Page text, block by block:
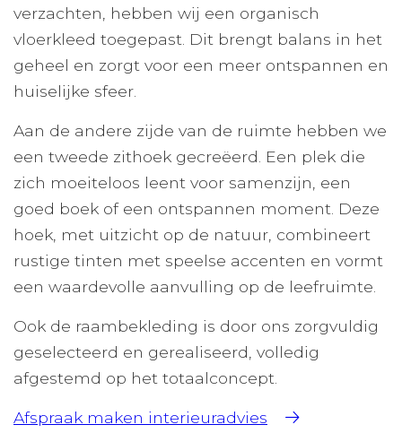
verzachten, hebben wij een organisch
vloerkleed toegepast. Dit brengt balans in het
geheel en zorgt voor een meer ontspannen en
huiselijke sfeer.
Aan de andere zijde van de ruimte hebben we
een tweede zithoek gecreëerd. Een plek die
zich moeiteloos leent voor samenzijn, een
goed boek of een ontspannen moment. Deze
hoek, met uitzicht op de natuur, combineert
rustige tinten met speelse accenten en vormt
een waardevolle aanvulling op de leefruimte.
Ook de raambekleding is door ons zorgvuldig
geselecteerd en gerealiseerd, volledig
afgestemd op het totaalconcept.
Afspraak maken interieuradvies